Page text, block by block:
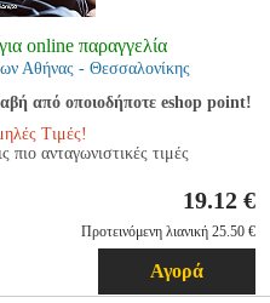
online παραγγελία
Αθήνας - Θεσσαλονίκης
από οποιοδήποτε eshop point!
Τιμές!
ανταγωνιστικές τιμές
19.12 €
Προτεινόμενη λιανική 25.50 €
Αγορά